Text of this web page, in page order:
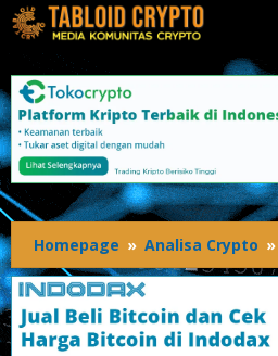
Lewati
ke
konten
Homepage » Analisa Crypto »